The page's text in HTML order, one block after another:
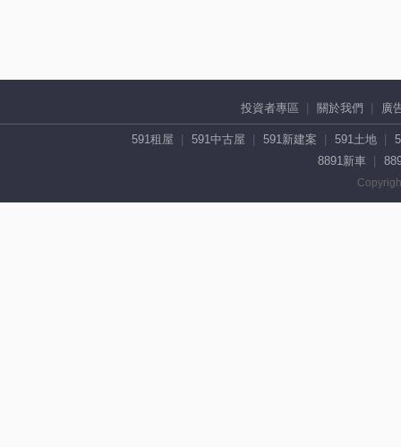
投資者專區 關於我們 廣
591租屋 591中古屋 591新建案 591土地
8891新車